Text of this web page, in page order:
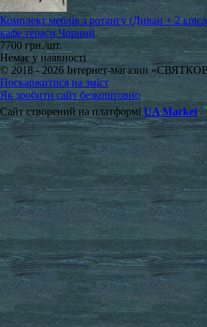
Комплект меблів з ротангу (Диван + 2
кафе тераси Чорний
7700 грн./шт.
Немає у наявності
© 2018 - 2026 Інтернет-магазин
Поскаржитися на зміст
Як зробити сайт безкоштовно
Сайт створений на платформі UA Market